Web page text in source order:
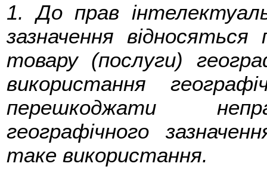
1. До прав
зазначення
товару (послуги)
використання
перешкоджати
географічного
таке використання.